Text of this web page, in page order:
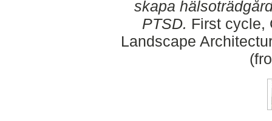
skapa
PTSD. First cycle,
Landscape